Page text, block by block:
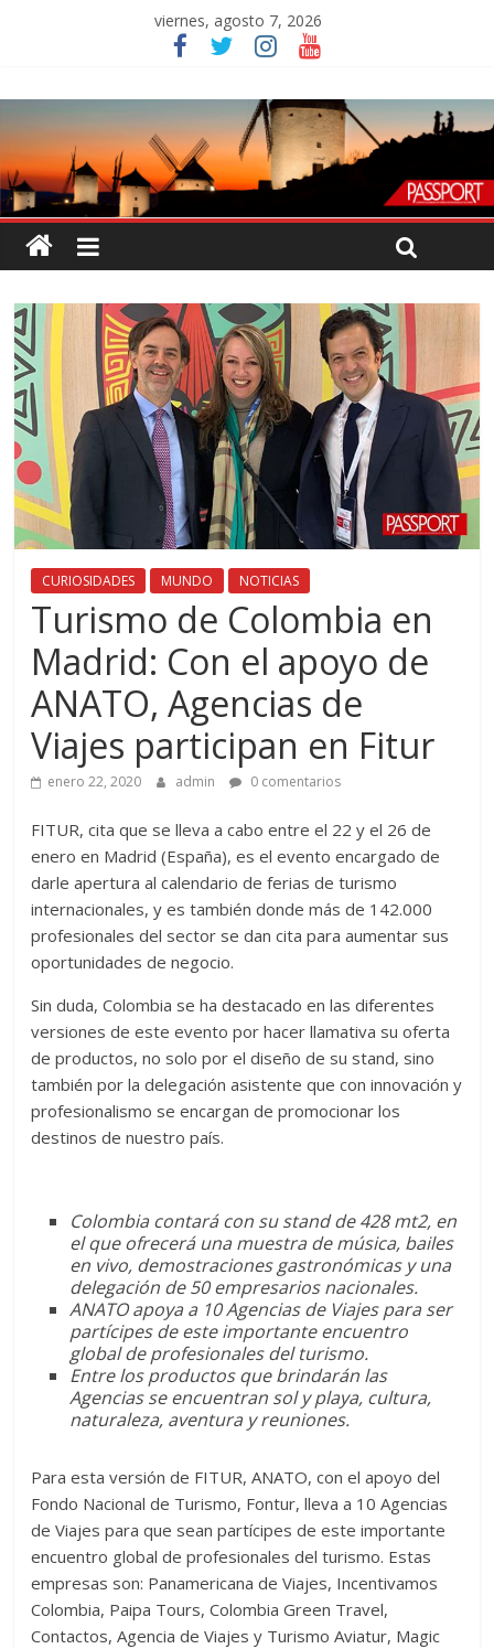
viernes, agosto 7, 2026
CURIOSIDADES MUNDO NOTICIAS
Turismo de Colombia en
Madrid: Con el apoyo de
ANATO, Agencias de
Viajes participan en Fitur
enero 22, 2020 admin 0 comentarios
FITUR, cita que se lleva a cabo entre el 22 y el 26 de
enero en Madrid (España), es el evento encargado de
darle apertura al calendario de ferias de turismo
internacionales, y es también donde más de 142.000
profesionales del sector se dan cita para aumentar sus
oportunidades de negocio.
Sin duda, Colombia se ha destacado en las diferentes
versiones de este evento por hacer llamativa su oferta
de productos, no solo por el diseño de su stand, sino
también por la delegación asistente que con innovación y
profesionalismo se encargan de promocionar los
destinos de nuestro país.
Colombia contará con su stand de 428 mt2, en
el que ofrecerá una muestra de música, bailes
en vivo, demostraciones gastronómicas y una
delegación de 50 empresarios nacionales.
ANATO apoya a 10 Agencias de Viajes para ser
partícipes de este importante encuentro
global de profesionales del turismo.
Entre los productos que brindarán las
Agencias se encuentran sol y playa, cultura,
naturaleza, aventura y reuniones.
Para esta versión de FITUR, ANATO, con el apoyo del
Fondo Nacional de Turismo, Fontur, lleva a 10 Agencias
de Viajes para que sean partícipes de este importante
encuentro global de profesionales del turismo. Estas
empresas son: Panamericana de Viajes, Incentivamos
Colombia, Paipa Tours, Colombia Green Travel,
Contactos, Agencia de Viajes y Turismo Aviatur, Magic